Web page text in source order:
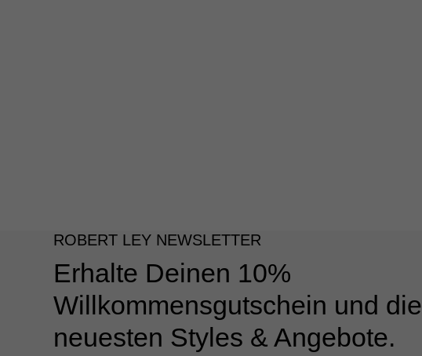
ROBERT LEY NEWSLETTER
Erhalte Deinen 10%
Willkommensgutschein und die
neuesten Styles & Angebote.